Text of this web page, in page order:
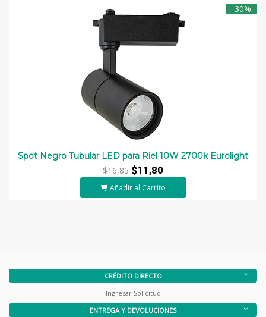
-30%
Spot Negro Tubular LED para Riel 10W 2700k Eurolight
$16,85$11,80
Añadir al Carrito
CRÉDITO DIRECTO
Ingresar Solicitud
ENTREGA Y DEVOLUCIONES